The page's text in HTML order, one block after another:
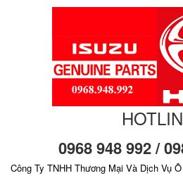
0968 948 992 /
Công Ty TNHH Thương Mại Và Dịch Vụ